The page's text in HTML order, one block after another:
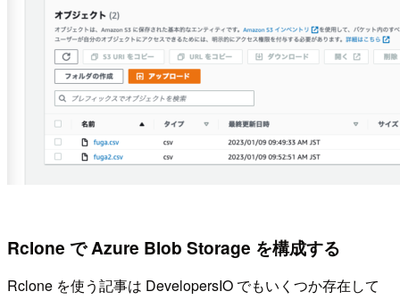
Rclone で Azure Blob Storage を構成する
Rclone を使う記事は DevelopersIO でもいくつか存在して